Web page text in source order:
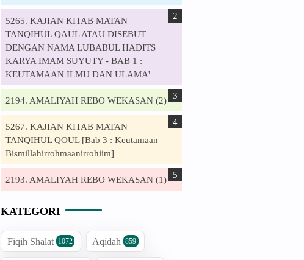
5265. KAJIAN KITAB MATAN
TANQIHUL QAUL ATAU DISEBUT
DENGAN NAMA LUBABUL HADITS
KARYA IMAM SUYUTY - BAB 1 :
KEUTAMAAN ILMU DAN ULAMA'
2194. AMALIYAH REBO WEKASAN (2)
5267. KAJIAN KITAB MATAN
TANQIHUL QOUL [Bab 3 : Keutamaan
Bismillahirrohmaanirrohiim]
2193. AMALIYAH REBO WEKASAN (1)
KATEGORI
Fiqih Shalat 1072 Aqidah 859